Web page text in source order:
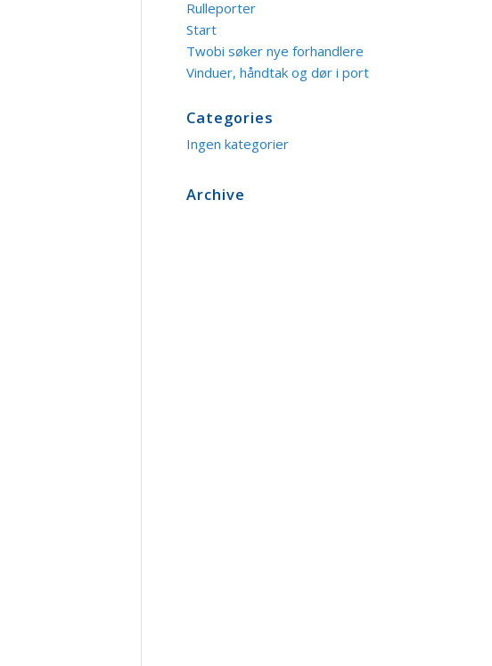
Rulleporter
Start
Twobi søker nye forhandlere
Vinduer, håndtak og dør i port
Categories
Ingen kategorier
Archive